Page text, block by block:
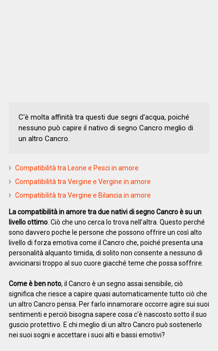
C'è molta affinità tra questi due segni d'acqua, poiché
nessuno può capire il nativo di segno Cancro meglio di
un altro Cancro.
Compatibilità tra Leone e Pesci in amore
Compatibilità tra Vergine e Vergine in amore
Compatibilità tra Vergine e Bilancia in amore
La compatibilità in amore tra due nativi di segno Cancro è su un
livello ottimo. Ciò che uno cerca lo trova nell'altra. Questo perché
sono davvero poche le persone che possono offrire un così alto
livello di forza emotiva come il Cancro che, poiché presenta una
personalità alquanto timida, di solito non consente a nessuno di
avvicinarsi troppo al suo cuore giacché teme che possa soffrire.
Come è ben noto, il Cancro è un segno assai sensibile, ciò
significa che riesce a capire quasi automaticamente tutto ciò che
un altro Cancro pensa. Per farlo innamorare occorre agire sui suoi
sentimenti e perciò bisogna sapere cosa c'è nascosto sotto il suo
guscio protettivo. E chi meglio di un altro Cancro può sostenerlo
nei suoi sogni e accettare i suoi alti e bassi emotivi?